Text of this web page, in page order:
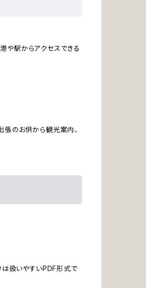
や駅からアクセスできる
張のお供から観光案内、
は扱いやすいPDF形式で